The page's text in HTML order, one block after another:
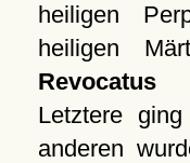
heiligen
heiligen
Revocatus
Letztere
anderen